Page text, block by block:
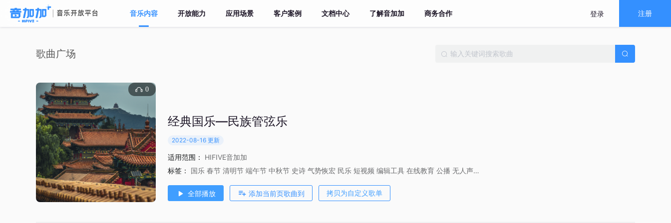
音乐内容 开放能力 应用场景 客户案例 文档中心 了解音加加 商务合作 登录 注册
歌曲广场
0
经典国乐—民族管弦乐
2022-08-16 更新
适用范围：
HIFIVE音加加
标签：
国乐 春节 清明节 端午节 中秋节 史诗 气势恢宏 民乐 短视频 编辑工具 在线教育 公播 无人声 推荐
全部播放 添加当前页歌曲到 拷贝为自定义歌单